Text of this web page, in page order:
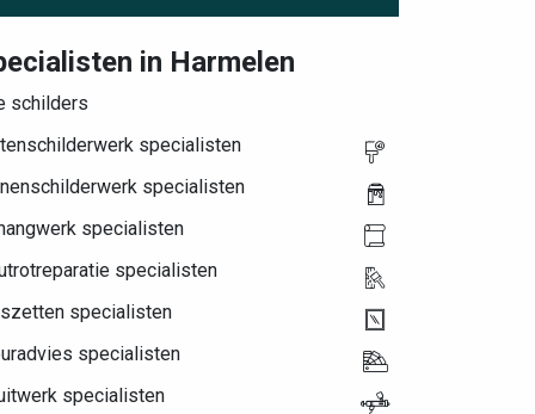
in Harmelen
schilders
specialisten
specialisten
specialisten
specialisten
specialisten
specialisten
specialisten